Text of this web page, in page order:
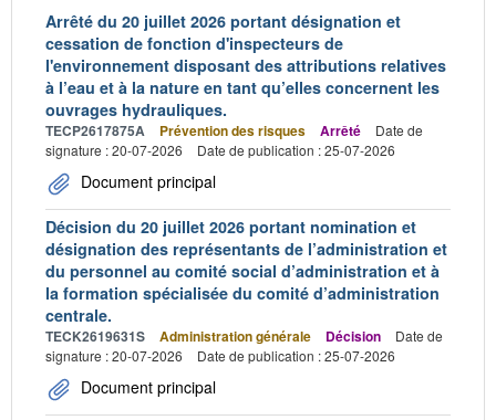
Arrêté du 20 juillet 2026 portant désignation et
cessation de fonction d'inspecteurs de
l'environnement disposant des attributions relatives
à l’eau et à la nature en tant qu’elles concernent les
ouvrages hydrauliques.
TECP2617875A Prévention des risques Arrêté
Date de
signature : 20-07-2026
Date de publication : 25-07-2026
Document principal
Décision du 20 juillet 2026 portant nomination et
désignation des représentants de l’administration et
du personnel au comité social d’administration et à
la formation spécialisée du comité d’administration
centrale.
TECK2619631S Administration générale Décision
Date de
signature : 20-07-2026
Date de publication : 25-07-2026
Document principal